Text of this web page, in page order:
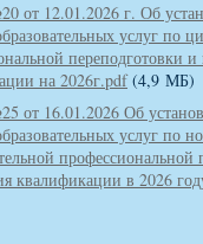
от 12.01.2026 г. Об
услуг по
переподготовки
на 2026г.pdf (4,9 МБ)
от 16.01.2026 Об
услуг по
профессиональной
квалификации в 2026